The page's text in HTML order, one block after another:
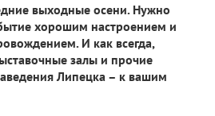
выходные осени. Нужно
хорошим настроением и
И как всегда,
залы и прочие
Липецка – к вашим